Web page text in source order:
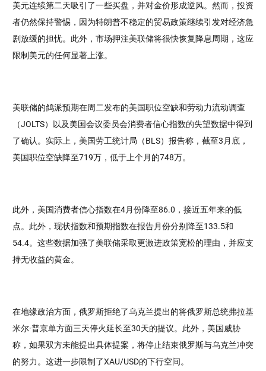
美元连续第二天吸引了一些买盘，并对金价形成逆风。然而，投资
者仍然保持警惕，因为特朗普不稳定的贸易政策继续引发对经济急
剧放缓的担忧。此外，市场押注美联储将很快恢复降息周期，这应
限制美元的任何显著上涨。
美联储的鸽派预期在周二发布的美国职位空缺和劳动力流动调查
（JOLTS）以及美国会议委员会消费者信心指数的失望数据中得到
了确认。实际上，美国劳工统计局（BLS）报告称，截至3月底，
美国职位空缺降至719万，低于上个月的748万。
此外，美国消费者信心指数在4月份降至86.0，接近五年来的低
点。此外，现状指数和预期指数在报告月份分别降至133.5和
54.4。这些数据加强了美联储采取更激进政策宽松的理由，并应支
持无收益的黄金。
在地缘政治方面，俄罗斯拒绝了乌克兰提出的将俄罗斯总统弗拉基
米尔·普京单方面三天停火延长至30天的提议。此外，美国威胁
称，如果双方未能提出具体提案，将停止结束俄罗斯与乌克兰冲突
的努力。这进一步限制了XAU/USD的下行空间。